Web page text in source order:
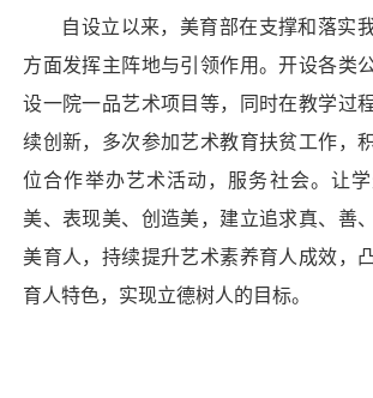
自设立以来，美育部在支撑和落实
方面发挥主阵地与引领作用。开设各类
设一院一品艺术项目等，同时在教学过
续创新，多次参加艺术教育扶贫工作，
位合作举办艺术活动，服务社会。让
美、表现美、创造美，建立追求真、善
美育人，持续提升艺术素养育人成效，
育人特色，实现立德树人的目标。